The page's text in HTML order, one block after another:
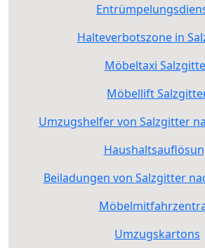
Halteverbotszone in
Möbeltaxi
Möbellift
Umzugshelfer von Salzgitter
Beiladungen von Salzgitter
Umzugskartons